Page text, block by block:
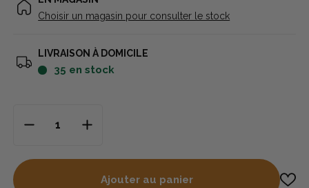
Choisir un magasin pour consulter le stock
LIVRAISON À DOMICILE
35 en stock
Ajouter au panier